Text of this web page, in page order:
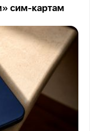
сим-картам